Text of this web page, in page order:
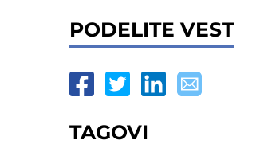
PODELITE VEST
TAGOVI